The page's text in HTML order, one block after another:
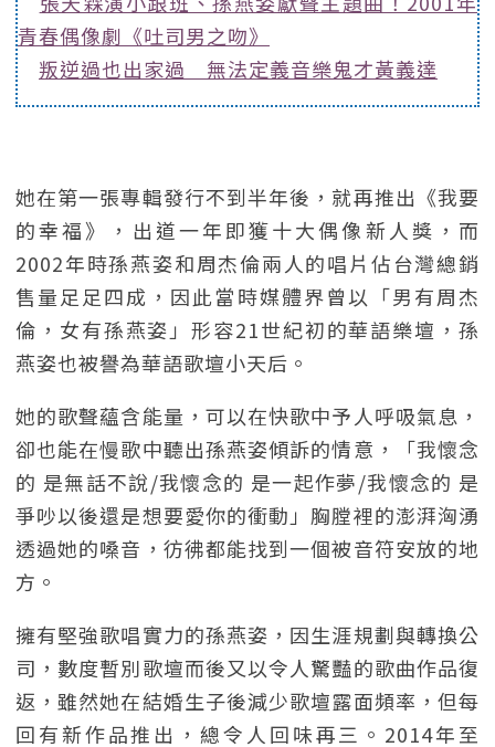
青春偶像劇《吐司男之吻》
叛逆過也出家過 無法定義音樂鬼才黃義達
她在第一張專輯發行不到半年後，就再推出《我要
的幸福》，出道一年即獲十大偶像新人獎，而
2002年時孫燕姿和周杰倫兩人的唱片佔台灣總銷
售量足足四成，因此當時媒體界曾以「男有周杰
倫，女有孫燕姿」形容21世紀初的華語樂壇，孫
燕姿也被譽為華語歌壇小天后。
她的歌聲蘊含能量，可以在快歌中予人呼吸氣息，
卻也能在慢歌中聽出孫燕姿傾訴的情意，「我懷念
的 是無話不說/我懷念的 是一起作夢/我懷念的 是
爭吵以後還是想要愛你的衝動」胸膛裡的澎湃洶湧
透過她的嗓音，彷彿都能找到一個被音符安放的地
方。
擁有堅強歌唱實力的孫燕姿，因生涯規劃與轉換公
司，數度暫別歌壇而後又以令人驚豔的歌曲作品復
返，雖然她在結婚生子後減少歌壇露面頻率，但每
回有新作品推出，總令人回味再三。2014年至